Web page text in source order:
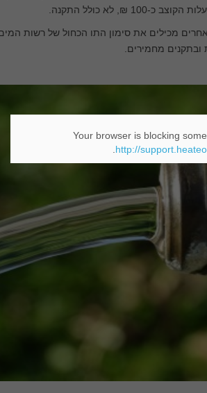
₪, לא כולל התקנה.
מכילים את סימון התו הכחול של רשות
מחמירים.
Your browser is blocking
http://